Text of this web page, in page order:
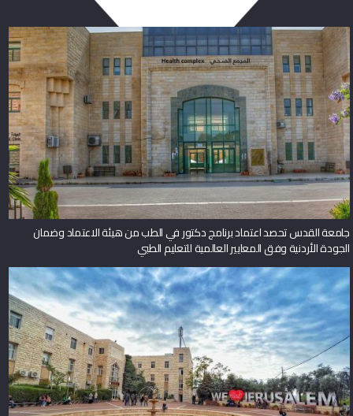
جامعة القدس تحصد اعتماد برنامج دكتور في الطب من هيئة الاعتماد وضمان
الجودة الأردنية وفق المعايير العالمية للتعليم الطبي